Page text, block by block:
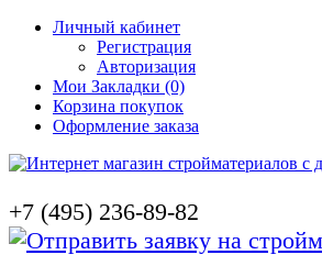
Личный кабинет
Регистрация
Авторизация
Мои Закладки (0)
Корзина покупок
Оформление заказа
+7 (495) 236-89-82